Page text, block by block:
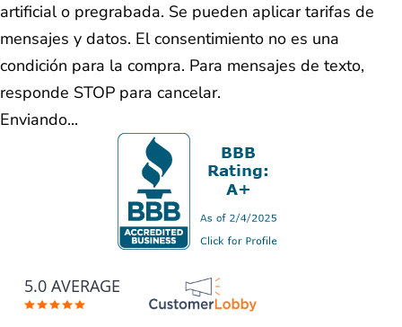
artificial o pregrabada. Se pueden aplicar tarifas de
mensajes y datos. El consentimiento no es una
condición para la compra. Para mensajes de texto,
responde STOP para cancelar.
Enviando...
5.0 AVERAGE